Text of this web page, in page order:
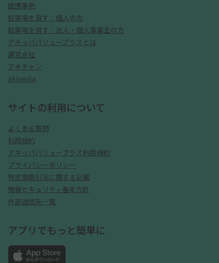
提携事例
駐車場を貸す：個人の方
駐車場を貸す：法人・個人事業主の方
アキッパバリュープラスとは
運営会社
アキチャン
akipedia
サイトの利用について
よくある質問
利用規約
アキッパバリュープラス利用規約
プライバシーポリシー
特定商取引法に関する記載
情報セキュリティ基本方針
外部送信先一覧
アプリでもっと簡単に